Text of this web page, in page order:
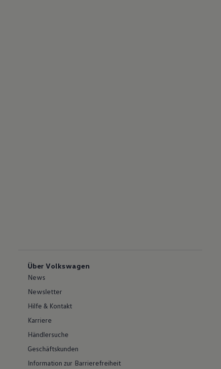
Über Volkswagen
News
Newsletter
Hilfe & Kontakt
Karriere
Händlersuche
Geschäftskunden
Information zur Barrierefreiheit